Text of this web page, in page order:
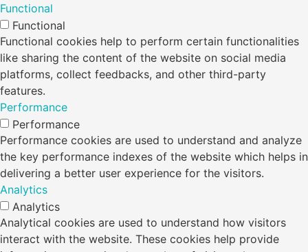
Functional
Functional
Functional cookies help to perform certain functionalities
like sharing the content of the website on social media
platforms, collect feedbacks, and other third-party
features.
Performance
Performance
Performance cookies are used to understand and analyze
the key performance indexes of the website which helps in
delivering a better user experience for the visitors.
Analytics
Analytics
Analytical cookies are used to understand how visitors
interact with the website. These cookies help provide